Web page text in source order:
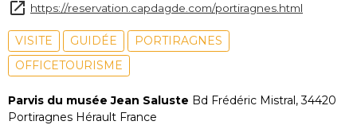
https://reservation.capdagde.com/portiragnes.html
VISITE GUIDÉE
PORTIRAGNES
OFFICETOURISME
Parvis du musée Jean Saluste Bd Frédéric Mistral, 34420
Portiragnes Hérault France